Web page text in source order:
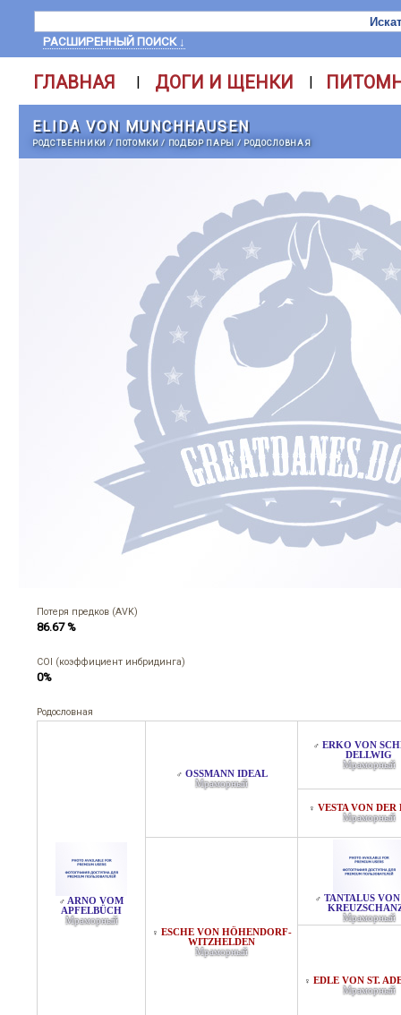
РАСШИРЕННЫЙ ПОИСК ↓
ГЛАВНАЯ | ДОГИ И ЩЕНКИ |
ELIDA VON MUNCHHAUSEN
РОДСТВЕННИКИ / ПОТОМКИ/ ПОДБОР ПАРЫ / РОДОСЛОВНАЯ
Потеря предков (AVK)
86.67 %
COI (коэффициент инбридинга)
0%
Родословная
♂ ARNO VOM
APFELBÜCH
Мраморный
♂ OSSMANN IDEAL
Мраморный
♂ ERKO VON
ELLWIG
Мраморный
♀ VESTA VON DER
Мраморный
♀ ESCHE VON HÖHENDORF-
WITZHELDEN
Мраморный
♂ TANTALUS
Мраморный
♀ EDLE VON ST.
Мраморный